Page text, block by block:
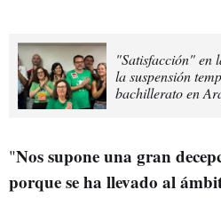
"Satisfacción" en
la suspensión
bachillerato en
"Nos supone una gran
porque se ha llevado al